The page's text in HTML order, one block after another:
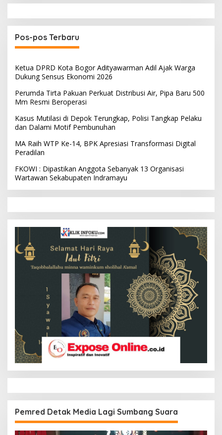
Pos-pos Terbaru
Ketua DPRD Kota Bogor Adityawarman Adil Ajak Warga
Dukung Sensus Ekonomi 2026
Perumda Tirta Pakuan Perkuat Distribusi Air, Pipa Baru 500
Mm Resmi Beroperasi
Kasus Mutilasi di Depok Terungkap, Polisi Tangkap Pelaku
dan Dalami Motif Pembunuhan
MA Raih WTP Ke-14, BPK Apresiasi Transformasi Digital
Peradilan
FKOWI : Dipastikan Anggota Sebanyak 13 Organisasi
Wartawan Sekabupaten Indramayu
Pemred Detak Media Lagi Sumbang Suara